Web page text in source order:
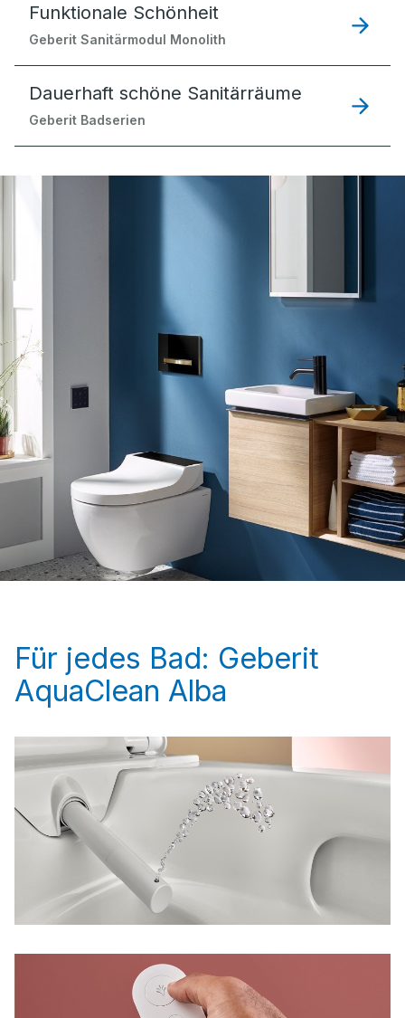
Funktionale Schönheit
Geberit Sanitärmodul Monolith
Dauerhaft schöne Sanitärräume
Geberit Badserien
Für jedes Bad: Geberit
AquaClean Alba